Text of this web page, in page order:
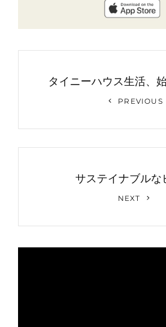
ン
タイニーハウス生活、
PREVIOUS
サステイナブルな
NEXT